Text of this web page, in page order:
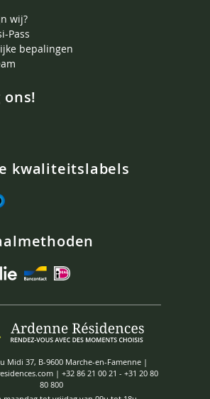
wij?
Pass
bepalingen
ons!
kwaliteitslabels
Midi 37, B-9600 Marche-en-Famenne |
| +32 86 21 00 21 - +31 20 80
80 800